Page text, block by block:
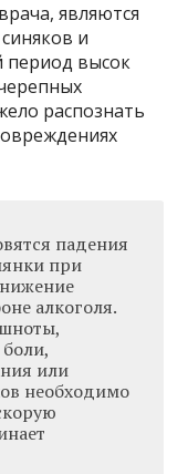
являются
и
период высок
распознать
падения
при
алкоголя.
или
необходимо